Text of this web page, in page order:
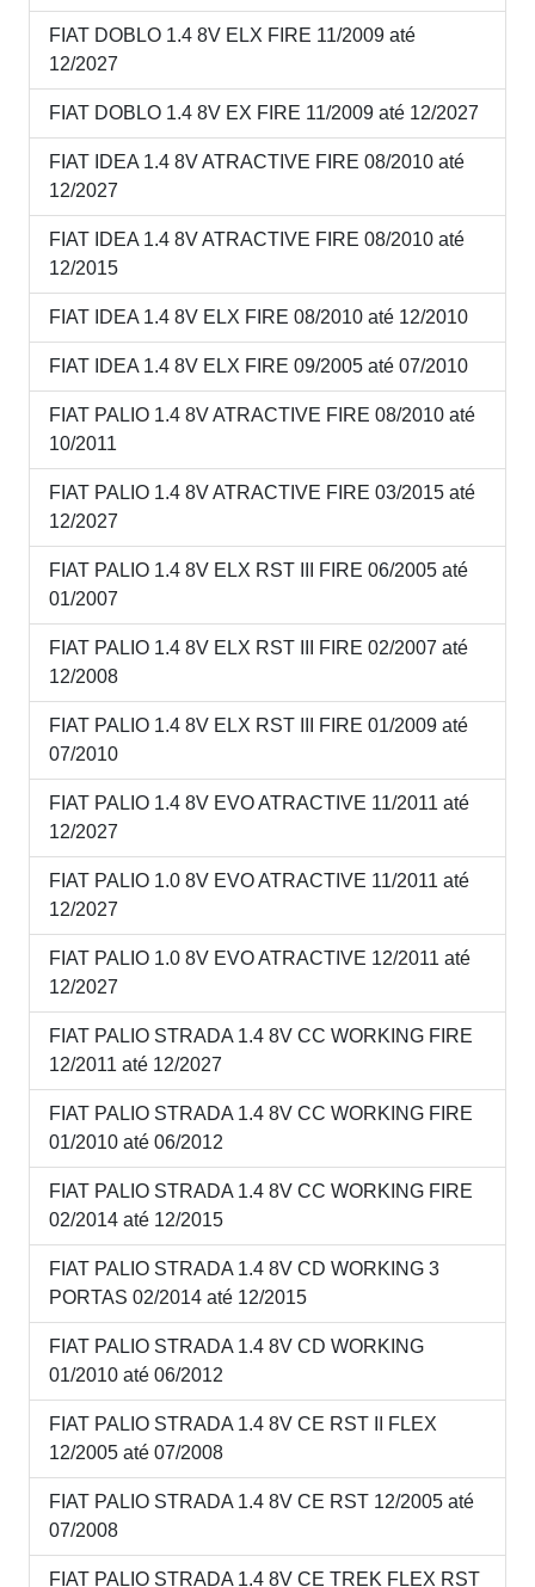
FIAT DOBLO 1.4 8V ELX FIRE 11/2009 até
12/2027
FIAT DOBLO 1.4 8V EX FIRE 11/2009 até 12/2027
FIAT IDEA 1.4 8V ATRACTIVE FIRE 08/2010 até
12/2027
FIAT IDEA 1.4 8V ATRACTIVE FIRE 08/2010 até
12/2015
FIAT IDEA 1.4 8V ELX FIRE 08/2010 até 12/2010
FIAT IDEA 1.4 8V ELX FIRE 09/2005 até 07/2010
FIAT PALIO 1.4 8V ATRACTIVE FIRE 08/2010 até
10/2011
FIAT PALIO 1.4 8V ATRACTIVE FIRE 03/2015 até
12/2027
FIAT PALIO 1.4 8V ELX RST III FIRE 06/2005 até
01/2007
FIAT PALIO 1.4 8V ELX RST III FIRE 02/2007 até
12/2008
FIAT PALIO 1.4 8V ELX RST III FIRE 01/2009 até
07/2010
FIAT PALIO 1.4 8V EVO ATRACTIVE 11/2011 até
12/2027
FIAT PALIO 1.0 8V EVO ATRACTIVE 11/2011 até
12/2027
FIAT PALIO 1.0 8V EVO ATRACTIVE 12/2011 até
12/2027
FIAT PALIO STRADA 1.4 8V CC WORKING FIRE
12/2011 até 12/2027
FIAT PALIO STRADA 1.4 8V CC WORKING FIRE
01/2010 até 06/2012
FIAT PALIO STRADA 1.4 8V CC WORKING FIRE
02/2014 até 12/2015
FIAT PALIO STRADA 1.4 8V CD WORKING 3
PORTAS 02/2014 até 12/2015
FIAT PALIO STRADA 1.4 8V CD WORKING
01/2010 até 06/2012
FIAT PALIO STRADA 1.4 8V CE RST II FLEX
12/2005 até 07/2008
FIAT PALIO STRADA 1.4 8V CE RST 12/2005 até
07/2008
FIAT PALIO STRADA 1.4 8V CE TREK FLEX RST